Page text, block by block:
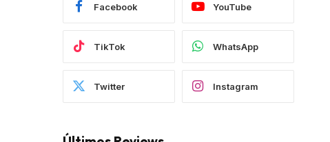
Facebook YouTube
TikTok WhatsApp
Twitter Instagram